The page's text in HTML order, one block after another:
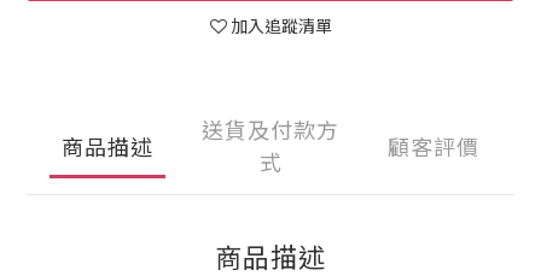
加入追蹤清單
商品描述
送貨及付款方
式
顧客評價
商品描述